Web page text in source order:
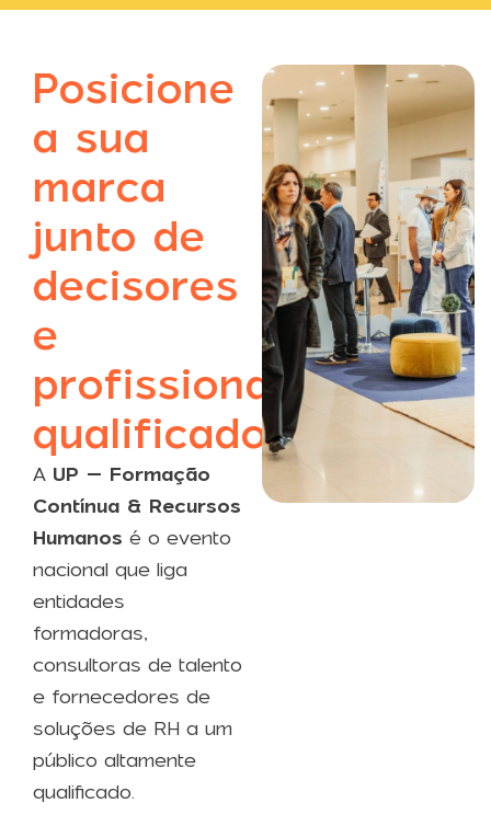
Posicione
a sua
marca
junto de
decisores
e
profissionais
qualificados
A UP – Formação
Contínua & Recursos
Humanos é o evento
nacional que liga
entidades
formadoras,
consultoras de talento
e fornecedores de
soluções de RH a um
público altamente
qualificado.